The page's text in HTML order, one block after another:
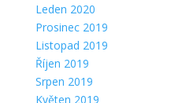
Leden 2020
Prosinec 2019
Listopad 2019
Říjen 2019
Srpen 2019
Květen 2019